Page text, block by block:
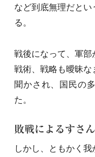
など到底無理だと
る。
戦後になって、軍部
戦術、戦略も曖昧
聞かされ、国民の
た。
敗戦によるすさ
しかし、ともかく